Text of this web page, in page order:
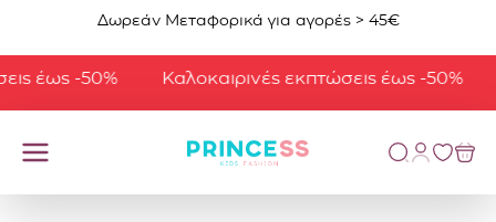
Μετάβαση στο περιεχόμενο
Δωρεάν Μεταφορικά για αγορές > 45€
έως -50% Καλοκαιρινές εκπτώσεις έως -50%